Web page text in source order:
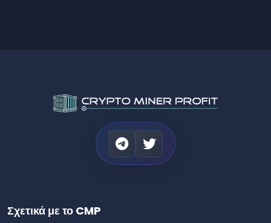
Σχετικά με το CMP